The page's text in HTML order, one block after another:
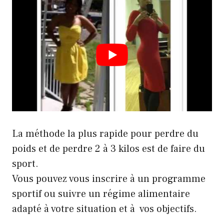
La méthode la plus rapide pour perdre du
poids et de perdre 2 à 3 kilos est de faire du
sport.
Vous pouvez vous inscrire à un programme
sportif ou suivre un régime alimentaire
adapté à votre situation et à vos objectifs.